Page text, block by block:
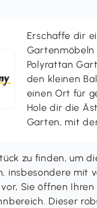
Erschaffe dir
Gartenmöbeln
Polyrattan
den kleinen
einen Ort für
Hole dir die
Garten, mit
zu finden, um
insbesondere mit
Sie öffnen
Dieser